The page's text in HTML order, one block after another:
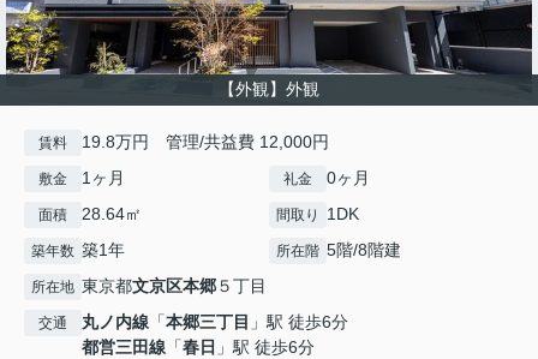
【外観】外観
賃料 19.8万円 管理/共益費 12,000円
敷金 1ヶ月 礼金 0ヶ月
面積 28.64㎡ 間取り 1DK
築年数 築1年 所在階 5階/8階建
所在地 東京都文京区本郷５丁目
交通 丸ノ内線 「本郷三丁目 」駅 徒歩6分
都営三田線 「春日 」駅 徒歩6分